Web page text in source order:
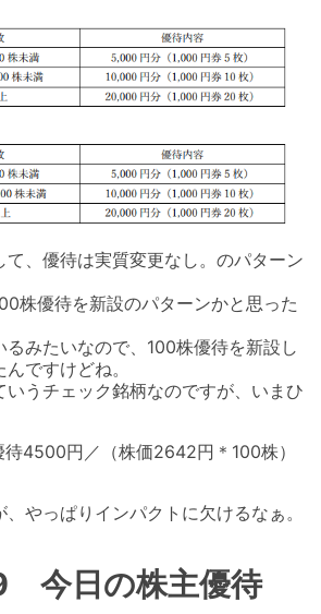
て、優待は実質変更なし。のパターン
株優待を新設のパターンかと思った
みたいなので、100株優待を新設し
ですけどね。
いうチェック銘柄なのですが、いまひ
4500円／（株価2642円＊100株）
やっぱりインパクトに欠けるなぁ。
今日の株主優待